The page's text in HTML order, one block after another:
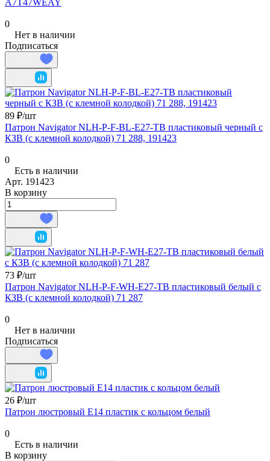
0
Нет в наличии
Подписаться
89 ₽/шт
Патрон Navigator NLH-P-F-BL-E27-TB пластиковый черный с
КЗВ (с клемной колодкой) 71 288, 191423
0
Есть в наличии
Арт. 191423
В корзину
73 ₽/шт
Патрон Navigator NLH-P-F-WH-E27-TB пластиковый белый с
КЗВ (с клемной колодкой) 71 287
0
Нет в наличии
Подписаться
26 ₽/шт
Патрон люстровый Е14 пластик с кольцом белый
0
Есть в наличии
В корзину